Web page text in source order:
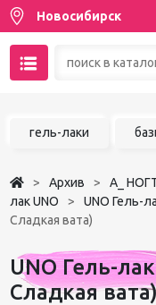
Новосибирск
Чат в MAX
Избранное
гель-лаки
Архив А_
лак UNO
UNO Гель-
Сладкая вата)
UNO Гель-
Сладкая